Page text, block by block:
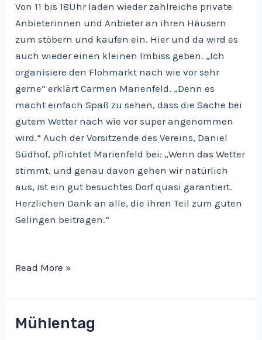
Von 11 bis 18Uhr laden wieder zahlreiche private
Anbieterinnen und Anbieter an ihren Häusern
zum stöbern und kaufen ein. Hier und da wird es
auch wieder einen kleinen Imbiss geben. „Ich
organisiere den Flohmarkt nach wie vor sehr
gerne“ erklärt Carmen Marienfeld. „Denn es
macht einfach Spaß zu sehen, dass die Sache bei
gutem Wetter nach wie vor super angenommen
wird.“ Auch der Vorsitzende des Vereins, Daniel
Südhof, pflichtet Marienfeld bei: „Wenn das Wetter
stimmt, und genau davon gehen wir natürlich
aus, ist ein gut besuchtes Dorf quasi garantiert.
Herzlichen Dank an alle, die ihren Teil zum guten
Gelingen beitragen.“
Dorfflohmarkt
Read More »
Mühlentag